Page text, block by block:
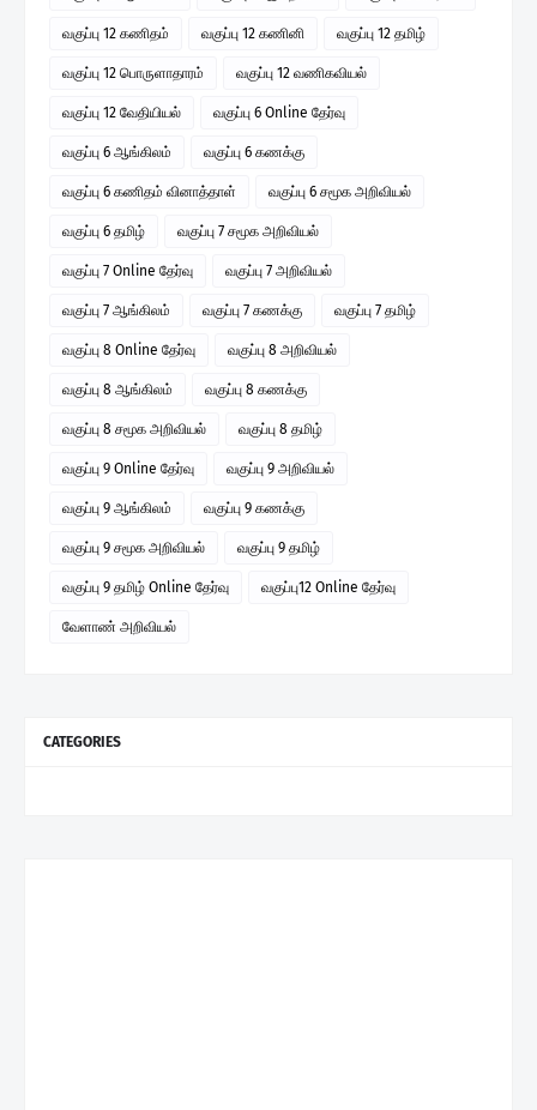
வகுப்பு 12 கணிதம் வகுப்பு 12 கணினி வகுப்பு 12 தமிழ்
வகுப்பு 12 பொருளாதாரம் வகுப்பு 12 வணிகவியல்
வகுப்பு 12 வேதியியல் வகுப்பு 6 Online தேர்வு
வகுப்பு 6 ஆங்கிலம் வகுப்பு 6 கணக்கு
வகுப்பு 6 கணிதம் வினாத்தாள் வகுப்பு 6 சமூக அறிவியல்
வகுப்பு 6 தமிழ் வகுப்பு 7 சமூக அறிவியல்
வகுப்பு 7 Online தேர்வு வகுப்பு 7 அறிவியல்
வகுப்பு 7 ஆங்கிலம் வகுப்பு 7 கணக்கு வகுப்பு 7 தமிழ்
வகுப்பு 8 Online தேர்வு வகுப்பு 8 அறிவியல்
வகுப்பு 8 ஆங்கிலம் வகுப்பு 8 கணக்கு
வகுப்பு 8 சமூக அறிவியல் வகுப்பு 8 தமிழ்
வகுப்பு 9 Online தேர்வு வகுப்பு 9 அறிவியல்
வகுப்பு 9 ஆங்கிலம் வகுப்பு 9 கணக்கு
வகுப்பு 9 சமூக அறிவியல் வகுப்பு 9 தமிழ்
வகுப்பு 9 தமிழ் Online தேர்வு வகுப்பு12 Online தேர்வு
வேளாண் அறிவியல்
CATEGORIES